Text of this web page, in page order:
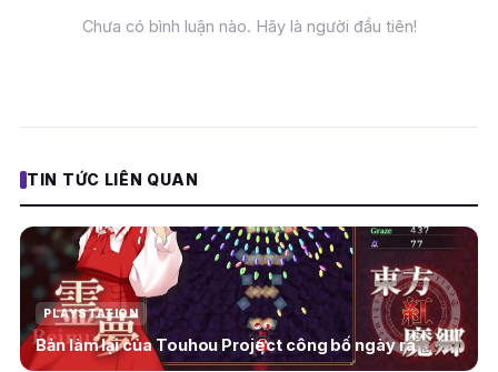
Chưa có bình luận nào. Hãy là người đầu tiên!
TIN TỨC LIÊN QUAN
PLAYSTATION
Bản làm lại của Touhou Project công bố ngày ra